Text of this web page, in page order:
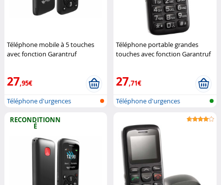
Téléphone mobile à 5 touches
avec fonction Garantruf
27,95€
Téléphone d'urgences
Téléphone portable grandes
touches avec fonction Garantruf
27,71€
Téléphone d'urgences
RECONDITIONN
É